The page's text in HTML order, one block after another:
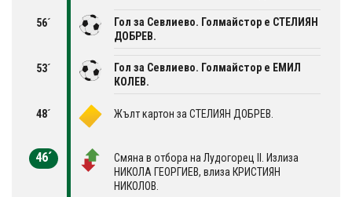
56´
Гол за Севлиево. Голмайстор е СТЕЛИЯН
ДОБРЕВ.
53´
Гол за Севлиево. Голмайстор е ЕМИЛ
КОЛЕВ.
48´ Жълт картон за СТЕЛИЯН ДОБРЕВ.
46´
Смяна в отбора на Лудогорец II. Излиза
НИКОЛА ГЕОРГИЕВ, влиза КРИСТИЯН
НИКОЛОВ.